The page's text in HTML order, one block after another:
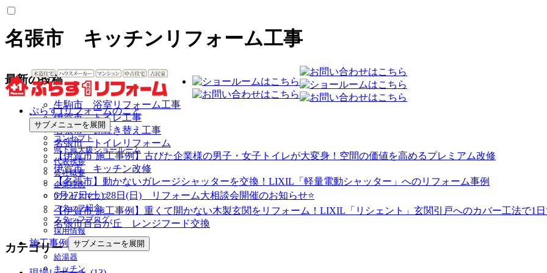
名張市 キッチンリフォーム工事
ぷらす1リフォームのこと
サブメニューを展開
コンセプト
県下最大級ショールーム
代表挨拶
会社概要
企業理念
アクセスマップ
スタッフ紹介
スタッフブログ
採用情報
施工事例
サブメニューを展開
給湯器
キッチン
最新の投稿
生駒市 浴室リフォーム工事
伊賀市 トイレ工事
名張市 瓦葺き替え工事
名張市 トイレリフォーム
【伊賀市 施工事例】古びた企業様の男子・女子トイレが大変身！空間の価値を高めるプレミアム改修
伊賀市 キッチン改修
【名張市】動かないガレージシャッターを交換！LIXIL「軽量電動シャッター」へのリフォーム事例
6月27日(土) 28日(日) リフォーム大相談会開催のお知らせ⭐
【伊賀市 施工事例】重くて開かない木製玄関をリフォーム！LIXIL「リシェント」玄関引戸へのカバー工法で1日
名張市百合が丘 レンジフード交換
カテゴリー